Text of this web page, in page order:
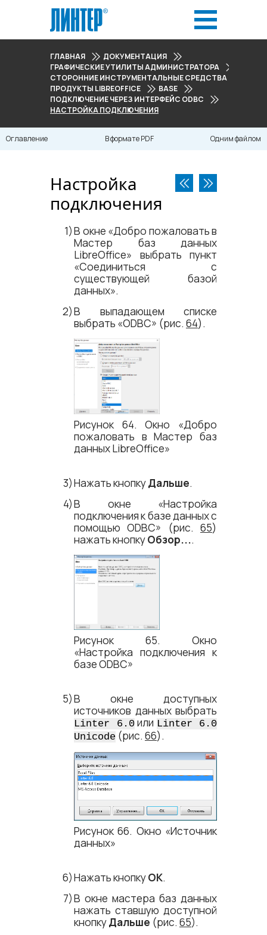
ГЛАВНАЯ
ДОКУМЕНТАЦИЯ
ГРАФИЧЕСКИЕ УТИЛИТЫ АДМИНИСТРАТОРА
СТОРОННИЕ ИНСТРУМЕНТАЛЬНЫЕ СРЕДСТВА ДЛЯ
ПРОДУКТЫ LIBREOFFICE
BASE
ПОДКЛЮЧЕНИЕ ЧЕРЕЗ ИНТЕРФЕЙС ODBC
НАСТРОЙКА ПОДКЛЮЧЕНИЯ
Оглавление В формате PDF Одним файлом
Настройка
подключения
В окне «Добро пожаловать в
Мастер баз данных
LibreOffice» выбрать пункт
«Соединиться с
существующей базой
данных».
В выпадающем списке
выбрать «ODBC» (рис. 64).
Рисунок 64. Окно «Добро
пожаловать в Мастер баз
данных LibreOffice»
Нажать кнопкуДальше.
В окне «Настройка
подключения к базе данных с
помощью ODBC» (рис. 65)
нажать кнопкуОбзор....
Рисунок 65. Окно
«Настройка подключения к
базе ODBC»
В окне доступных
источников данных выбрать
Linter 6.0или Linter 6.0
Unicode (рис. 66).
Рисунок 66. Окно «Источник
данных»
Нажать кнопкуОК.
В окне мастера баз данных
нажать ставшую доступной
кнопкуДальше (рис. 65).